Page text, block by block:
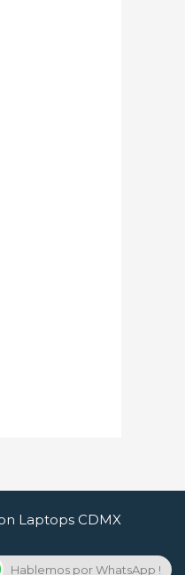
Laptops CDMX
Hablemos por WhatsApp !